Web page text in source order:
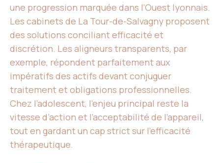
une progression marquée dans l’Ouest lyonnais.
Les cabinets de La Tour-de-Salvagny proposent
des solutions conciliant efficacité et
discrétion. Les aligneurs transparents, par
exemple, répondent parfaitement aux
impératifs des actifs devant conjuguer
traitement et obligations professionnelles.
Chez l’adolescent, l’enjeu principal reste la
vitesse d’action et l’acceptabilité de l’appareil,
tout en gardant un cap strict sur l’efficacité
thérapeutique.